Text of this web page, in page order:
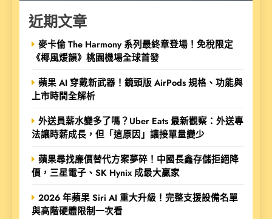
近期文章
麥卡倫 The Harmony 系列最終章登場！免稅限定
《椰風煖韻》桃園機場全球首發
蘋果 AI 穿戴新武器！鏡頭版 AirPods 規格、功能與
上市時間全解析
外送員薪水變多了嗎？Uber Eats 最新觀察：外送專
法讓時薪成長，但「這原因」讓接單量變少
蘋果尋找廉價替代方案夢碎！中國長鑫存儲拒絕降
價，三星電子、SK Hynix 成最大贏家
2026 年蘋果 Siri AI 重大升級！完整支援設備名單
與高階硬體限制一次看